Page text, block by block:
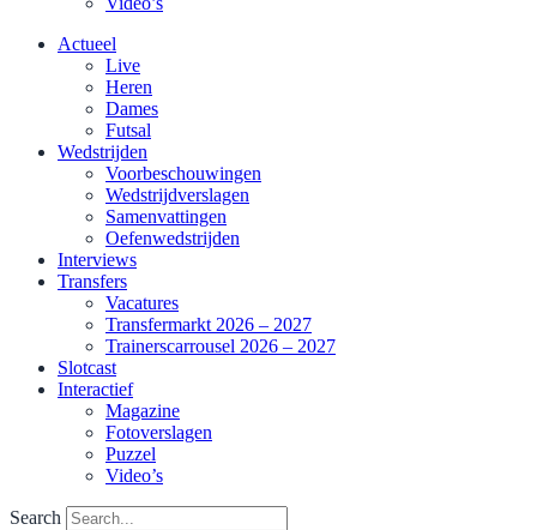
Actueel
Live
Heren
Dames
Futsal
Wedstrijden
Voorbeschouwingen
Wedstrijdverslagen
Samenvattingen
Oefenwedstrijden
Interviews
Transfers
Vacatures
Transfermarkt 2026 – 2027
Trainerscarrousel 2026 – 2027
Slotcast
Interactief
Magazine
Fotoverslagen
Puzzel
Video’s
Search